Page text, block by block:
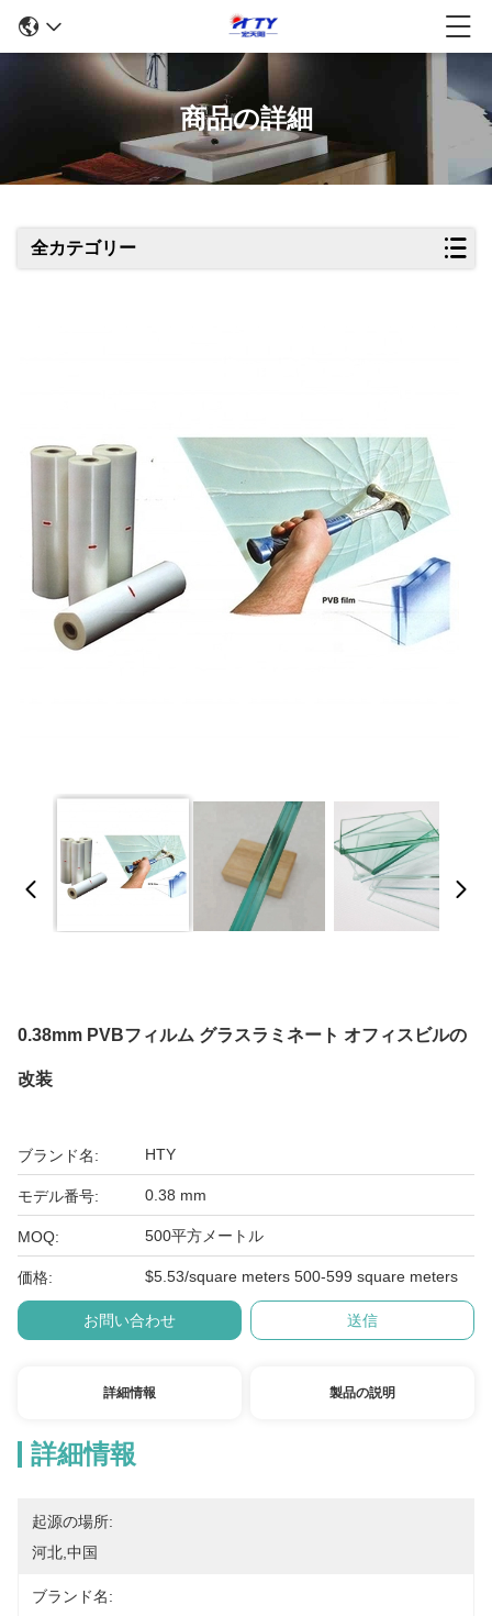
商品の詳細
全カテゴリー
0.38mm PVBフィルム グラスラミネート オフィスビルの
改装
ブランド名: HTY
モデル番号: 0.38 mm
MOQ: 500平方メートル
価格: $5.53/square meters 500-599 square meters
お問い合わせ 送信
詳細情報 製品の説明
詳細情報
起源の場所:
河北,中国
ブランド名: